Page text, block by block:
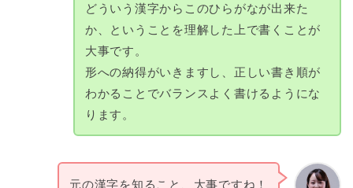
どういう漢字からこのひらがなが出来た
か、ということを理解した上で書くことが
大事です。
形への納得がいきますし、正しい書き順が
わかることでバランスよく書けるようにな
ります。
元の漢字を知ること、大事ですね！